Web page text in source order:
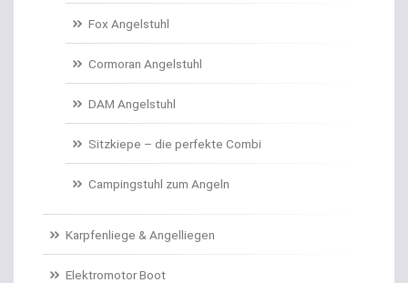
Combos Rute/Rolle
Doppelhaken/Ryderhaken lose
Doradenhaken gebunden
Fox Angelstuhl
Cormoran Angelstuhl
DAM Angelstuhl
Sitzkiepe – die perfekte Combi
Campingstuhl zum Angeln
Karpfenliege & Angelliegen
Elektromotor Boot